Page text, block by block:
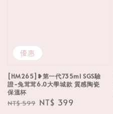
優惠
[HM265]❥第一代735ml SGS驗
證-兔茸茸6.0大學城款 質感陶瓷
保溫杯
Regular
NT$ 599 Sale
NT$ 399